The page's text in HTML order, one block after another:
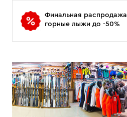
Финальная распродажа
горные лыжи до -50%